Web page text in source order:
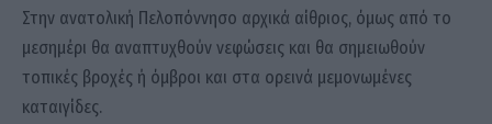
Στην ανατολική Πελοπόννησο αρχικά αίθριος, όμως από το
μεσημέρι θα αναπτυχθούν νεφώσεις και θα σημειωθούν
τοπικές βροχές ή όμβροι και στα ορεινά μεμονωμένες
καταιγίδες.